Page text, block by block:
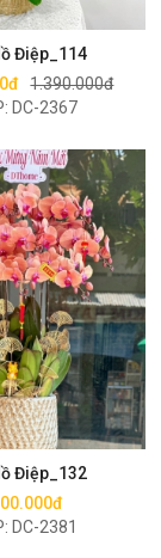
Điệp_114
1.390.000đ
DC-2367
ngay
Điệp_132
DC-2381
ngay